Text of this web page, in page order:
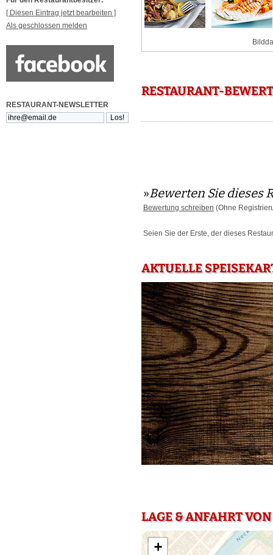
[ Diesen Eintrag jetzt bearbeiten ]
Als geschlossen melden
RESTAURANT-NEWSLETTER
RESTAURANT-
»Bewerten Sie dieses
Bewertung schreiben (Ohne
Seien Sie der Erste, der dieses
AKTUELLE
LAGE & ANFAHRT
+